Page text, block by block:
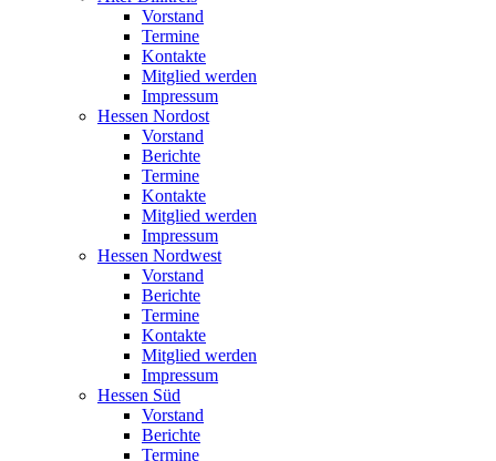
Vorstand
Termine
Kontakte
Mitglied werden
Impressum
Hessen Nordost
Vorstand
Berichte
Termine
Kontakte
Mitglied werden
Impressum
Hessen Nordwest
Vorstand
Berichte
Termine
Kontakte
Mitglied werden
Impressum
Hessen Süd
Vorstand
Berichte
Termine